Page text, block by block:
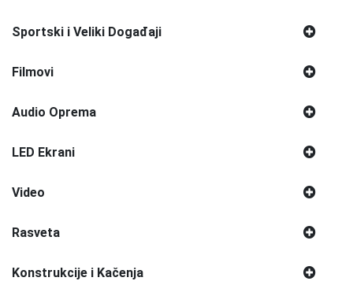
Sportski i Veliki Događaji
Filmovi
Audio Oprema
LED Ekrani
Video
Rasveta
Konstrukcije i Kačenja